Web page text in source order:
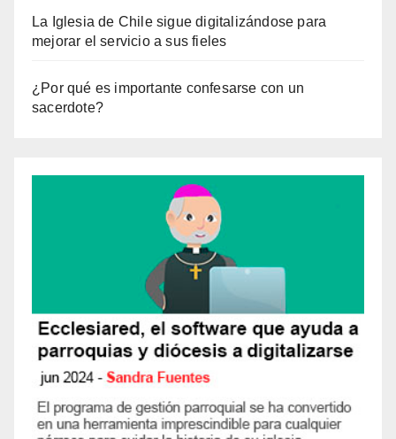
La Iglesia de Chile sigue digitalizándose para
mejorar el servicio a sus fieles
¿Por qué es importante confesarse con un
sacerdote?